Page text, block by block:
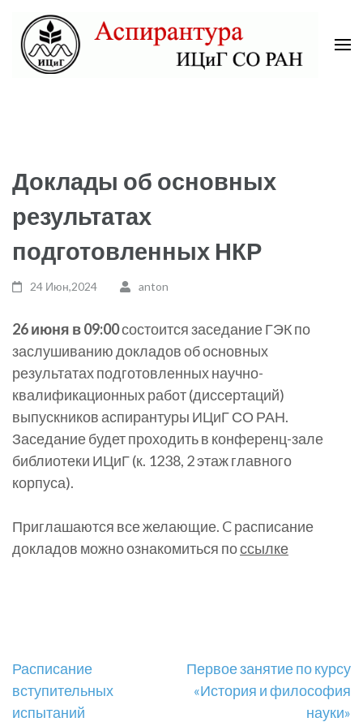
content
(Press
Доклады об основных
результатах
подготовленных НКР
24 Июн,2024 anton
26 июня в 09:00состоится заседание ГЭК по
заслушиванию докладов об основных
результатах подготовленных научно-
квалификационных работ (диссертаций)
выпускников аспирантуры ИЦиГ СО РАН.
Заседание будет проходить в конференц-зале
библиотеки ИЦиГ (к. 1238, 2 этаж главного
корпуса).
Приглашаются все желающие. C расписание
докладов можно ознакомиться поссылке
Навигация
по
Расписание
вступительных
испытаний
Первое занятие по курсу
«История и философия
науки»